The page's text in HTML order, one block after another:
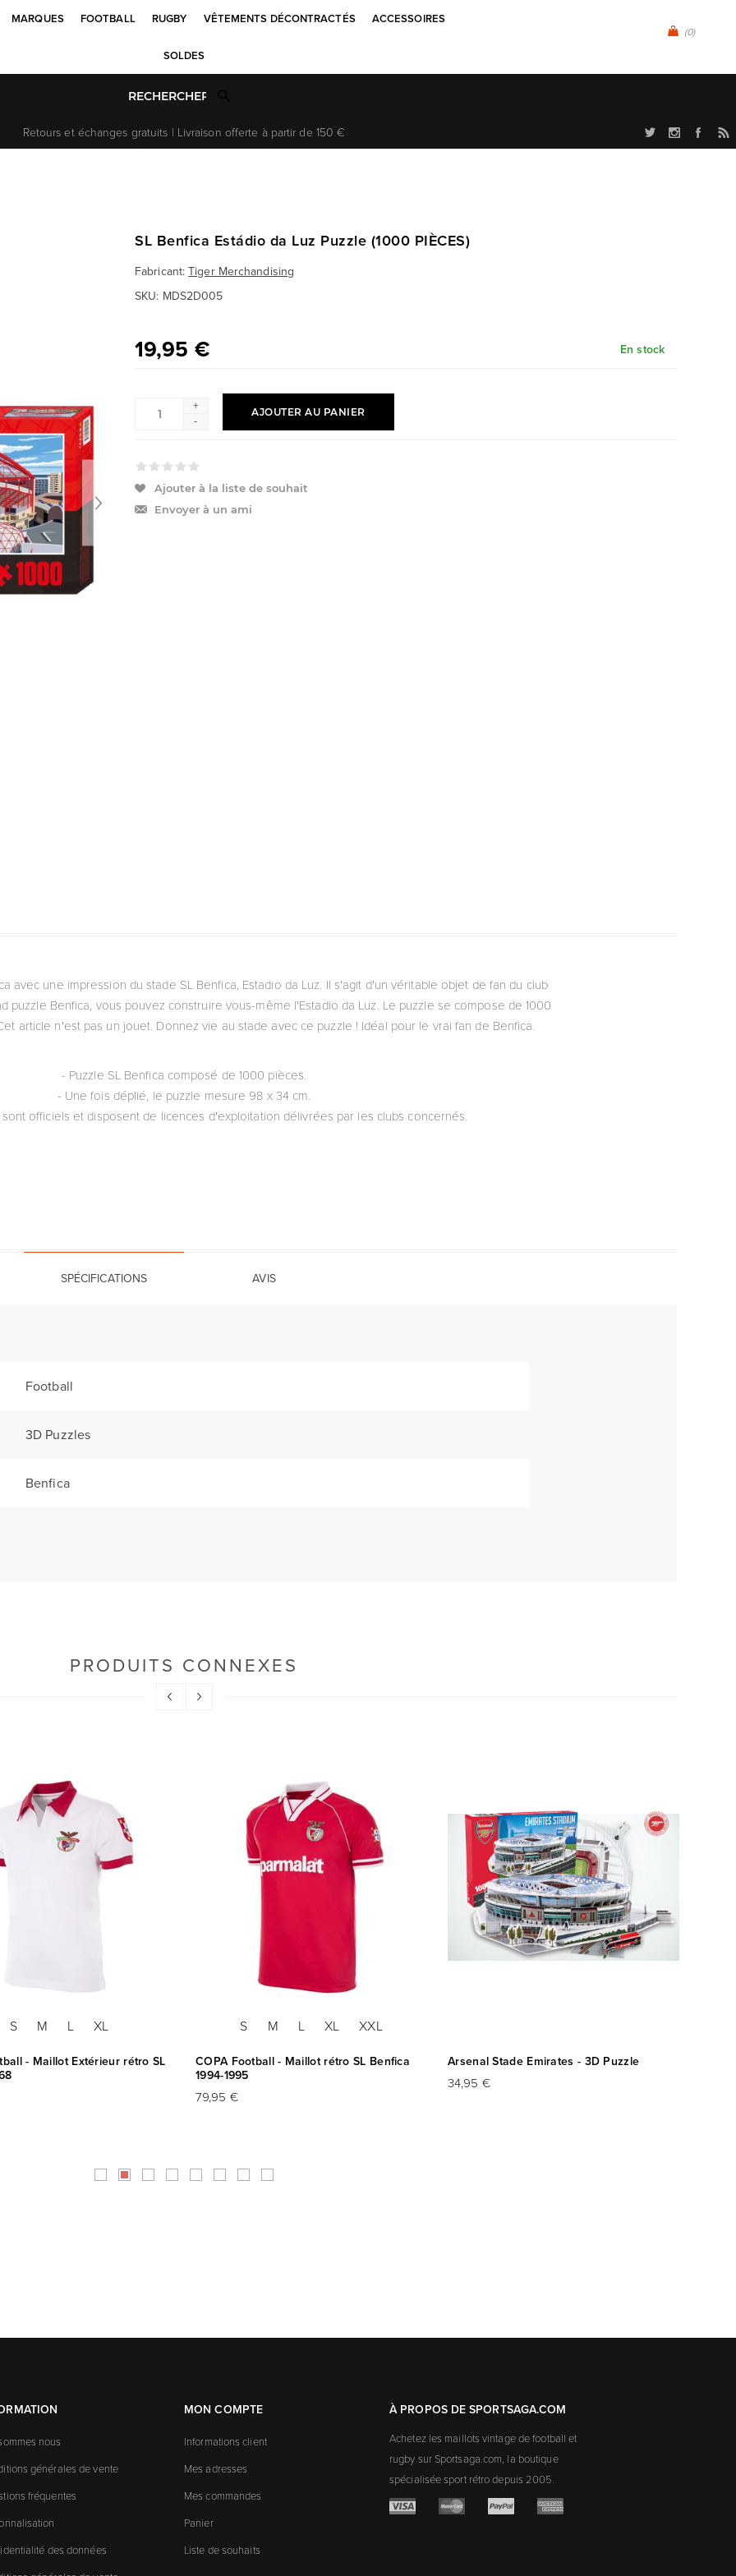
(0)
MARQUES FOOTBALL RUGBY VÊTEMENTS DÉCONTRACTÉS ACCESSOIRES
SOLDES
Retours et échanges gratuits | Livraison offerte à partir de 150 €
SL Benfica Estádio da Luz Puzzle (1000 PIÈCES)
Fabricant:Tiger Merchandising
SKU: MDS2D005
19,95 € En stock
+
-
AJOUTER AU PANIER
Ajouter à la liste de souhait
Envoyer à un ami
avec une impression du stade SL Benfica, Estadio da Luz. Il s'agit d'un véritable objet de fan du club
puzzle Benfica, vous pouvez construire vous-même l'Estadio da Luz. Le puzzle se compose de 1000
article n'est pas un jouet. Donnez vie au stade avec ce puzzle ! Idéal pour le vrai fan de Benfica.
- Puzzle SL Benfica composé de 1000 pièces.
- Une fois déplié, le puzzle mesure 98 x 34 cm.
officiels et disposent de licences d'exploitation délivrées par les clubs concernés.
SPÉCIFICATIONS AVIS
Football
3D Puzzles
Benfica
PRODUITS CONNEXES
S M L XL
- Maillot Extérieur rétro SL
S M L XL XXL
COPA Football - Maillot rétro SL Benfica
1994-1995
79,95 €
Arsenal Stade Emirates - 3D Puzzle
34,95 €
nous
générales de vente
fréquentes
des données
MON COMPTE
Informations client
Mes adresses
Mes commandes
Panier
Liste de souhaits
À PROPOS DE SPORTSAGA.COM
Achetez les maillots vintage de football et
rugby sur Sportsaga.com, la boutique
spécialisée sport rétro depuis 2005.